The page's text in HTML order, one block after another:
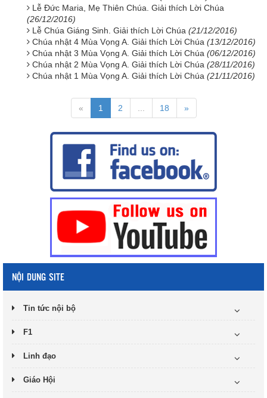
Lễ Đức Maria, Mẹ Thiên Chúa. Giải thích Lời Chúa
(26/12/2016)
Lễ Chúa Giáng Sinh. Giải thích Lời Chúa (21/12/2016)
Chúa nhật 4 Mùa Vọng A. Giải thích Lời Chúa (13/12/2016)
Chúa nhật 3 Mùa Vọng A. Giải thích Lời Chúa (06/12/2016)
Chúa nhật 2 Mùa Vọng A. Giải thích Lời Chúa (28/11/2016)
Chúa nhật 1 Mùa Vọng A. Giải thích Lời Chúa (21/11/2016)
« 1 2 18 »
NỘI DUNG SITE
Tin tức nội bộ
F1
Linh đạo
Giáo Hội